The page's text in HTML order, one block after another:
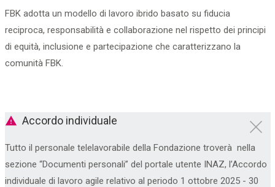
Supporto
FBK adotta un modello di lavoro ibrido basato su fiducia
reciproca, responsabilità e collaborazione nel rispetto dei principi
di equità, inclusione e partecipazione che caratterizzano la
comunità FBK.
Accordo individuale
Tutto il personale telelavorabile della Fondazione troverà nella
sezione “Documenti personali” del portale utente INAZ, l’Accordo
individuale di lavoro agile relativo al periodo 1 ottobre 2025 - 30